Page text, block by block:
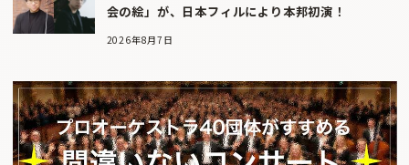
会の絵」が、日本フィルにより本邦初演！
2026年8月7日